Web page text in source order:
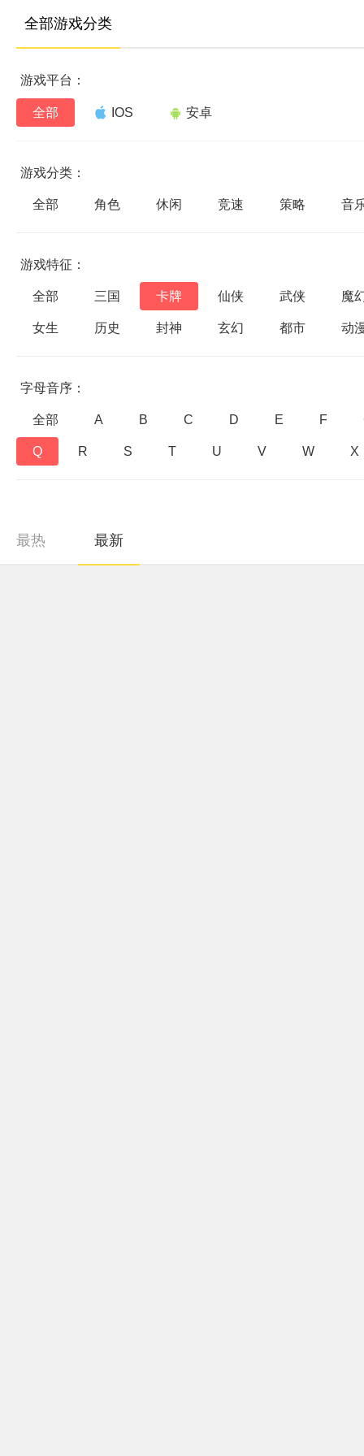
全部游戏分类
游戏平台：
全部 IOS 安卓
游戏分类：
全部 角色 休闲 竞速 策略 音
游戏特征：
全部 三国 卡牌 仙侠 武侠 魔
女生 历史 封神 玄幻 都市 动
字母音序：
全部 A B C D E F
Q R S T U V W X
最热 最新